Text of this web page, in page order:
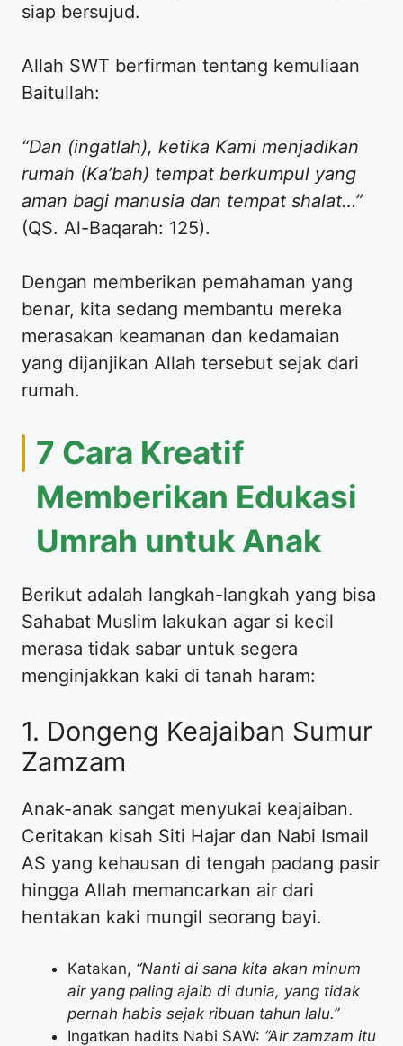
siap bersujud.
​Allah SWT berfirman tentang kemuliaan
Baitullah:
“Dan (ingatlah), ketika Kami menjadikan
rumah (Ka’bah) tempat berkumpul yang
aman bagi manusia dan tempat shalat…”
(QS. Al-Baqarah: 125).
​Dengan memberikan pemahaman yang
benar, kita sedang membantu mereka
merasakan keamanan dan kedamaian
yang dijanjikan Allah tersebut sejak dari
rumah.
​7 Cara Kreatif
Memberikan Edukasi
Umrah untuk Anak
​Berikut adalah langkah-langkah yang bisa
Sahabat Muslim lakukan agar si kecil
merasa tidak sabar untuk segera
menginjakkan kaki di tanah haram:
​1. Dongeng Keajaiban Sumur
Zamzam
​Anak-anak sangat menyukai keajaiban.
Ceritakan kisah Siti Hajar dan Nabi Ismail
AS yang kehausan di tengah padang pasir
hingga Allah memancarkan air dari
hentakan kaki mungil seorang bayi.
​Katakan, “Nanti di sana kita akan minum
air yang paling ajaib di dunia, yang tidak
pernah habis sejak ribuan tahun lalu.”
​Ingatkan hadits Nabi SAW: “Air zamzam itu